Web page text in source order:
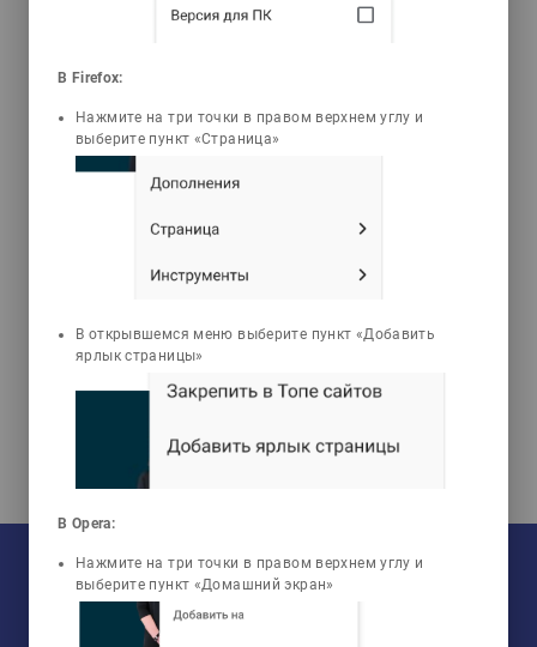
Содержание Текст книги Видео лекции
Задачи Тесты
Алимкуловна
Основы теории
Мы сотрудничаем с33 университетами
У нас обучается 960групп
Зарегистрировано 50759 пользователей
456805 элементов
В Firefox:
Нажмите на три точки в правом верхнем углу и
выберите пункт «Страница»
В открывшемся меню выберите пункт «Добавить
ярлык страницы»
В Opera:
Нажмите на три точки в правом верхнем углу и
выберите пункт «Домашний экран»